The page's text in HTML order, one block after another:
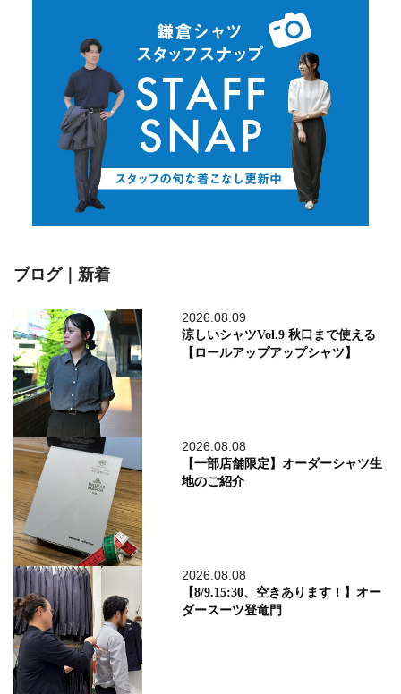
ブログ｜新着
2026.08.09
涼しいシャツVol.9 秋口まで使える
【ロールアップアップシャツ】
2026.08.08
【一部店舗限定】オーダーシャツ生
地のご紹介
2026.08.08
【8/9.15:30、空きあります！】オー
ダースーツ登竜門